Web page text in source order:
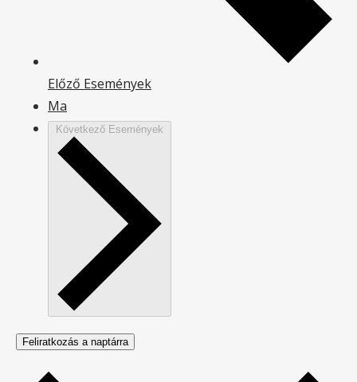
Előző Események
Ma
Következő Események
Feliratkozás a naptárra